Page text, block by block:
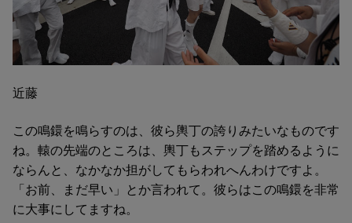
近藤
この鳴鐶を鳴らすのは、彼ら輿丁の誇りみたいなものです
ね。轅の先端のところは、輿丁もステップを踏めるように
ならんと、なかなか担がしてもらわれへんわけですよ。
「お前、まだ早い」とか言われて。彼らはこの鳴鐶を非常
に大事にしてますね。